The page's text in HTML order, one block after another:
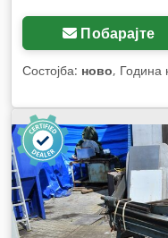
Побарајте
Состојба: ново, Година